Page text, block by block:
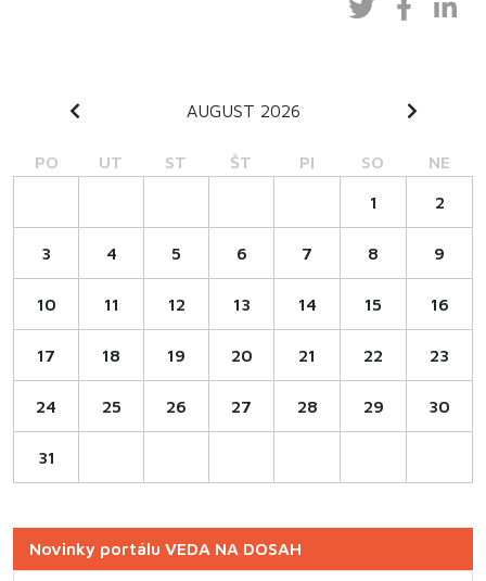
AUGUST 2026
PO UT ST ŠT PI SO NE
1 2
3 4 5 6 7 8 9
10 11 12 13 14 15 16
17 18 19 20 21 22 23
24 25 26 27 28 29 30
31
Novinky portálu VEDA NA DOSAH